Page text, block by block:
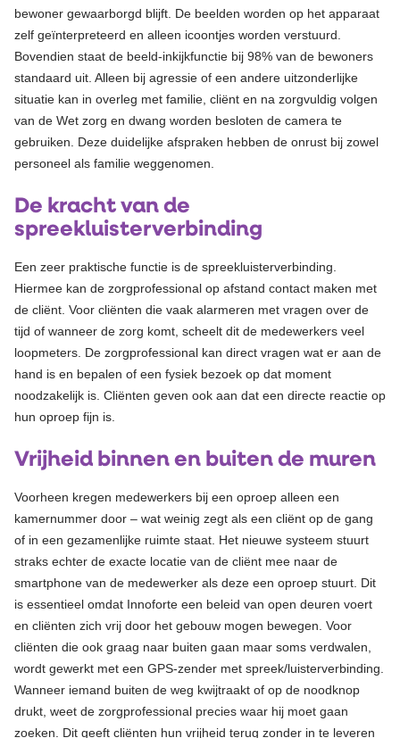
bewoner gewaarborgd blijft. De beelden worden op het apparaat
zelf geïnterpreteerd en alleen icoontjes worden verstuurd.
Bovendien staat de beeld-inkijkfunctie bij 98% van de bewoners
standaard uit. Alleen bij agressie of een andere uitzonderlijke
situatie kan in overleg met familie, cliënt en na zorgvuldig volgen
van de Wet zorg en dwang worden besloten de camera te
gebruiken. Deze duidelijke afspraken hebben de onrust bij zowel
personeel als familie weggenomen.
De kracht van de
spreekluisterverbinding
Een zeer praktische functie is de spreekluisterverbinding.
Hiermee kan de zorgprofessional op afstand contact maken met
de cliënt. Voor cliënten die vaak alarmeren met vragen over de
tijd of wanneer de zorg komt, scheelt dit de medewerkers veel
loopmeters. De zorgprofessional kan direct vragen wat er aan de
hand is en bepalen of een fysiek bezoek op dat moment
noodzakelijk is. Cliënten geven ook aan dat een directe reactie op
hun oproep fijn is.
Vrijheid binnen en buiten de muren
Voorheen kregen medewerkers bij een oproep alleen een
kamernummer door – wat weinig zegt als een cliënt op de gang
of in een gezamenlijke ruimte staat. Het nieuwe systeem stuurt
straks echter de exacte locatie van de cliënt mee naar de
smartphone van de medewerker als deze een oproep stuurt. Dit
is essentieel omdat Innoforte een beleid van open deuren voert
en cliënten zich vrij door het gebouw mogen bewegen. Voor
cliënten die ook graag naar buiten gaan maar soms verdwalen,
wordt gewerkt met een GPS-zender met spreek/luisterverbinding.
Wanneer iemand buiten de weg kwijtraakt of op de noodknop
drukt, weet de zorgprofessional precies waar hij moet gaan
zoeken. Dit geeft cliënten hun vrijheid terug zonder in te leveren